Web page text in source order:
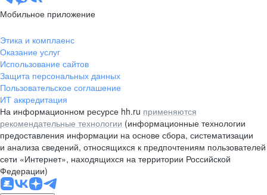
Мобильное приложение
Этика и комплаенс
Оказание услуг
Использование сайтов
Защита персональных данных
Пользовательское соглашение
ИТ аккредитация
На информационном ресурсе hh.ru применяются
рекомендательные технологии (информационные технологии
предоставления информации на основе сбора, систематизации
и анализа сведений, относящихся к предпочтениям пользователей
сети «Интернет», находящихся на территории Российской
Федерации)